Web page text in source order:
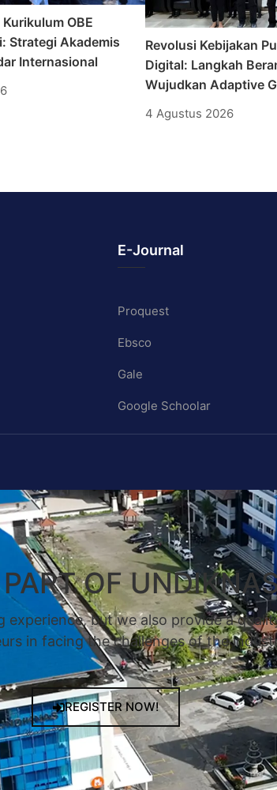
OBE
Strategi Akademis
Internasional
Revolusi Kebijakan
Digital: Langkah
Wujudkan Adaptive
4 Agustus 2026
E-Journal
Proquest
Ebsco
Gale
Google Schoolar
OF
but we also provide a
in facing the challenges of the
REGISTER NOW!